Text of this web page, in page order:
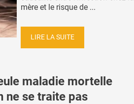
mère et le risque de ...
LIRE LA SUITE
maladie mortelle
ne se traite pas